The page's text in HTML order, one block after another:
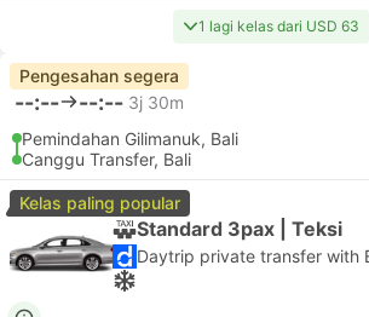
1 lagi kelas dari USD 63
Pengesahan segera
--:-- --:-- 3j 30m
Pemindahan Gilimanuk, Bali
Canggu Transfer, Bali
Kelas paling popular
Standard 3pax | Teksi